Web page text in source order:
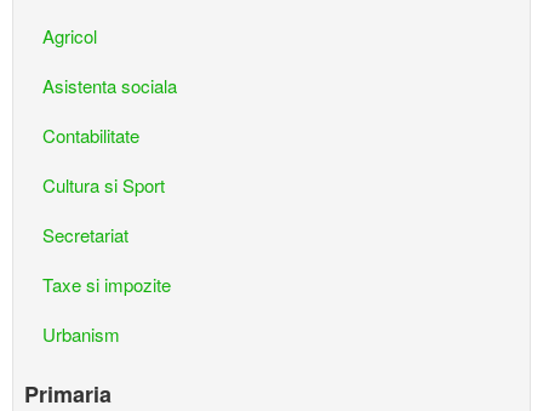
Agricol
Asistenta sociala
Contabilitate
Cultura si Sport
Secretariat
Taxe si impozite
Urbanism
Primaria